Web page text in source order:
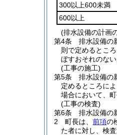
300以上600未満
600以上
(排水設備の計画
第4条
排水設備の
則で定めるとこ
ぼすおそれのな
(工事の施工)
第5条
排水設備の
定めるところに
場合において、
(工事の検査)
第6条
排水設備の
2
町長は、 前項の
た者に対し、検